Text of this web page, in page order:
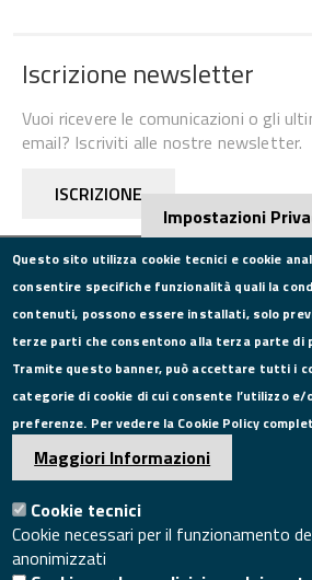
Iscrizione newsletter
Vuoi ricevere le comunicazioni o gli
email? Iscriviti alle nostre newsletter.
ISCRIZIONE
CONTATTI
Via Roma, 75, 81100 Caserta
Tel. 0823249111
Pec:
Email:info@ce.camcom.it
DATI PER LA FATTURAZIONE
P.I. 00908580616
C.F. 80004270619
Codice Univoco Ufficio UFXYA1
Impostazioni
Questo sito utilizza cookie tecnici e cookie
consentire specifiche funzionalità quali la
contenuti, possono essere installati, solo
terze parti che consentono alla terza parte
Tramite questo banner, può accettare tutti i
categorie di cookie di cui consente l’utilizzo e/
preferenze. Per vedere la Cookie Policy
Maggiori Informazioni
Cookie tecnici
Cookie necessari per il funzionamento
anonimizzati